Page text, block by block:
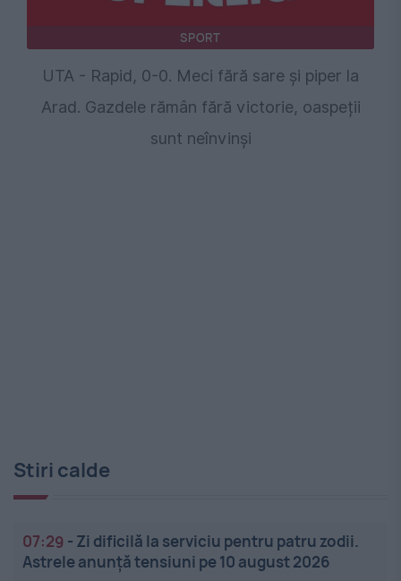
SPORT
UTA - Rapid, 0-0. Meci fără sare și piper la
Arad. Gazdele rămân fără victorie, oaspeții
sunt neînvinși
Stiri calde
07:29 - Zi dificilă la serviciu pentru patru zodii.
Astrele anunță tensiuni pe 10 august 2026